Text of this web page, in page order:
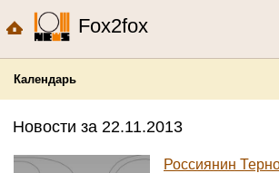
Fox2fox
Календарь
Новости за 22.11.2013
Россиянин